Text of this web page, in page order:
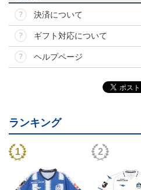
決済について
ギフト対応について
ヘルプページ
ランキング